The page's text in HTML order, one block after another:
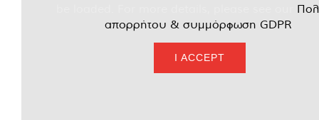
απορρήτου & συμμόρφωση GDPR
I ACCEPT